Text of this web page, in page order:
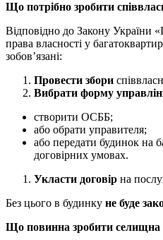
Що потрібно зробити
Відповідно до Закону України
права власності у
зобов’язані:
Провести збори
Вибрати форму
створити ОСББ;
або обрати управителя;
або передати будинок на
договірних умовах.
Укласти договір на
Без цього в будинку не буде
Що повинна зробити селищна